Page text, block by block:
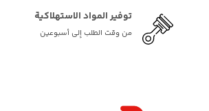
توفیر المواد الاستهلاكية
من وقت الطلب إلى أسبوعين